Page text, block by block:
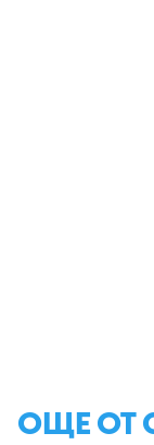
ОЩЕ ОТ